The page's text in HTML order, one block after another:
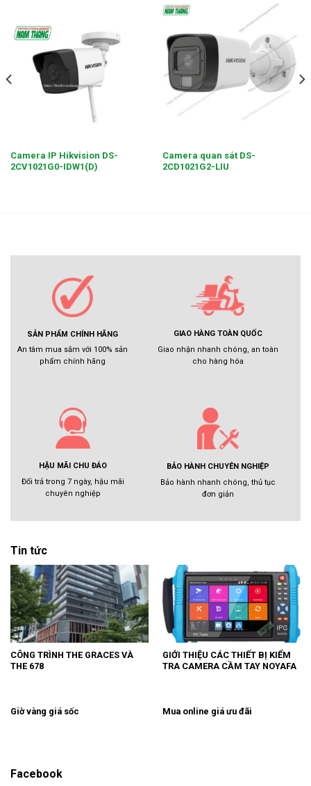
Camera IP Hikvision DS-
2CV1021G0-IDW1(D)
Camera quan sát DS-
2CD1021G2-LIU
SẢN PHẨM CHÍNH HÃNG
An tâm mua sắm với 100% sản
phẩm chính hãng
GIAO HÀNG TOÀN QUỐC
Giao nhận nhanh chóng, an toàn
cho hàng hóa
HẬU MÃI CHU ĐÁO
Đổi trả trong 7 ngày, hậu mãi
chuyên nghiệp
BẢO HÀNH CHUYÊN NGHIỆP
Bảo hành nhanh chóng, thủ tục
đơn giản
Tin tức
CÔNG TRÌNH THE GRACES VÀ
THE 678
GIỚI THIỆU CÁC THIẾT BỊ KIỂM
TRA CAMERA CẦM TAY NOYAFA
Giờ vàng giá sốc Mua online giá ưu đãi
Facebook